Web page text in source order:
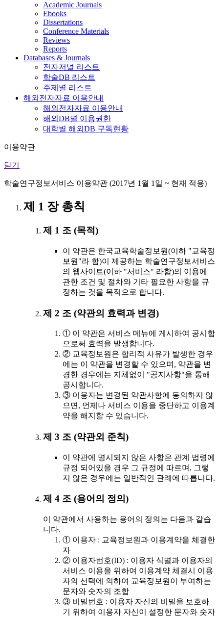
Academic Journals
Ebooks
Dissertations
Conference Materials
Reviews
Reports
Databases & Journals
전자저널 리스트
학술DB 리스트
주제별 리스트
해외전자자료 이용안내
해외전자자료 이용안내
해외DB별 이용권한
대학별 해외DB 구독현황
이용약관
닫기
학술연구정보서비스 이용약관 (2017년 1월 1일 ~ 현재 적용)
제 1 장 총칙
제 1 조 (목적)
이 약관은 한국교육학술정보원(이하 "교육정
보원"라 함)이 제공하는 학술연구정보서비스
의 웹사이트(이하 "서비스" 라함)의 이용에
관한 조건 및 절차와 기타 필요한 사항을 규
정하는 것을 목적으로 합니다.
제 2 조 (약관의 효력과 변경)
① 이 약관은 서비스 메뉴에 게시하여 공시함
으로써 효력을 발생합니다.
② 교육정보원은 합리적 사유가 발생한 경우
에는 이 약관을 변경할 수 있으며, 약관을 변
경한 경우에는 지체없이 "공지사항"을 통해
공시합니다.
③ 이용자는 변경된 약관사항에 동의하지 않
으면, 언제나 서비스 이용을 중단하고 이용계
약을 해지할 수 있습니다.
제 3 조 (약관외 준칙)
이 약관에 명시되지 않은 사항은 관계 법령에
규정 되어있을 경우 그 규정에 따르며, 그렇
지 않은 경우에는 일반적인 관례에 따릅니다.
제 4 조 (용어의 정의)
이 약관에서 사용하는 용어의 정의는 다음과 같습
니다.
① 이용자 : 교육정보원과 이용계약을 체결한
자
② 이용자번호(ID) : 이용자 식별과 이용자의
서비스 이용을 위하여 이용계약 체결시 이용
자의 선택에 의하여 교육정보원이 부여하는
문자와 숫자의 조합
③ 비밀번호 : 이용자 자신의 비밀을 보호하
기 위하여 이용자 자신이 설정한 문자와 숫자